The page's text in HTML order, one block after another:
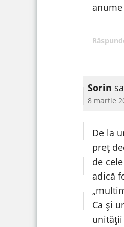
Sorin
8 martie
De la
preț
de
adică
Ca și
unității